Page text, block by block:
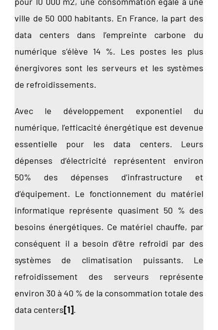
ville de 50 000 habitants. En France, la part des
data centers dans l’empreinte carbone du
numérique s’élève 14 %. Les postes les plus
énergivores sont les serveurs et les systèmes
de refroidissements.
Avec le développement exponentiel du
numérique, l’efficacité énergétique est devenue
essentielle pour les data centers. Leurs
dépenses d’électricité représentent environ
50% des dépenses d’infrastructure et
d’équipement. Le fonctionnement du matériel
informatique représente quasiment 50 % des
besoins énergétiques. Ce matériel chauffe, par
conséquent il a besoin d’être refroidi par des
systèmes de climatisation puissants. Le
refroidissement des serveurs représente
environ 30 à 40 % de la consommation totale des
data centers[1].